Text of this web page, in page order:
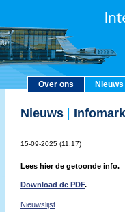
Over ons Nieuws
Nieuws
15-09-2025 (11:17)
Lees hier de getoonde info.
Download de PDF.
Nieuwslijst